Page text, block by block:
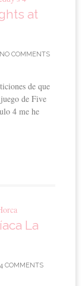
at
NO COMMENTS
de que
de Five
4 me he
La
4 COMMENTS